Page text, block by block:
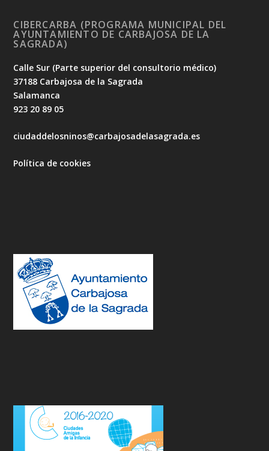
CIBERCARBA (PROGRAMA MUNICIPAL DEL
AYUNTAMIENTO DE CARBAJOSA DE LA
SAGRADA)
Calle Sur (Parte superior del consultorio médico)
37188 Carbajosa de la Sagrada
Salamanca
923 20 89 05
ciudaddelosninos@carbajosadelasagrada.es
Política de cookies